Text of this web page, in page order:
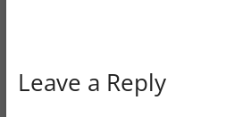
Leave a Reply